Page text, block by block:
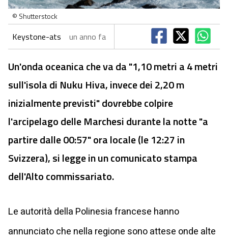
© Shutterstock
Keystone-ats un anno fa
Un'onda oceanica che va da "1,10 metri a 4 metri
sull'isola di Nuku Hiva, invece dei 2,20 m
inizialmente previsti" dovrebbe colpire
l'arcipelago delle Marchesi durante la notte "a
partire dalle 00:57" ora locale (le 12:27 in
Svizzera), si legge in un comunicato stampa
dell'Alto commissariato.
Le autorità della Polinesia francese hanno
annunciato che nella regione sono attese onde alte